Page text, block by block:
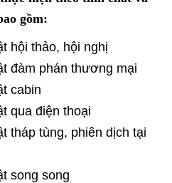
gồm:
hội thảo, hội nghị
đàm phán thương mại
cabin
qua điện thoại
tháp tùng, phiên dịch tại
song song